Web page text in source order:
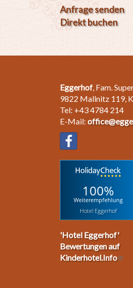
Anfrage senden
Direkt buchen
Eggerhof, Fam.
9822 Mallnitz 119,
Tel: +43 4784 214
E-Mail:
100%
Weiterempfehlung
Hotel Eggerhof
'Hotel Eggerhof'
Bewertungen auf
Kinderhotel.Info